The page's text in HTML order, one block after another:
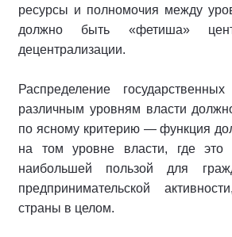
ресурсы и полномочия между
должно быть «фетиша»
децентрализации.
Распределение
различным уровням власти
по ясному критерию — функция
на том уровне власти, где это
наибольшей пользой для
предпринимательской
страны в целом.